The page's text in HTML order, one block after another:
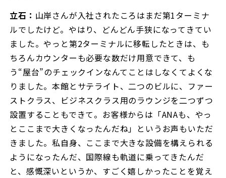
立石： 山岸さんが入社されたころはまだ第1ターミナ
ルでしたけど。やはり、どんどん手狭になってきてい
ました。やっと第2ターミナルに移転したときは、も
ちろんカウンターも必要な数だけ用意できて、も
う“屋台”のチェックインなんてことはしなくてよくな
りました。本館とサテライト、二つのビルに、ファー
ストクラス、ビジネスクラス用のラウンジを二つずつ
設置することもできて。お客様からは「ANAも、やっ
とここまで大きくなったんだね」というお声もいただ
きました。私自身、ここまで大きな設備を構えられる
ようになったんだ、国際線も軌道に乗ってきたんだ
と、感慨深いというか、すごく嬉しかったことを覚え